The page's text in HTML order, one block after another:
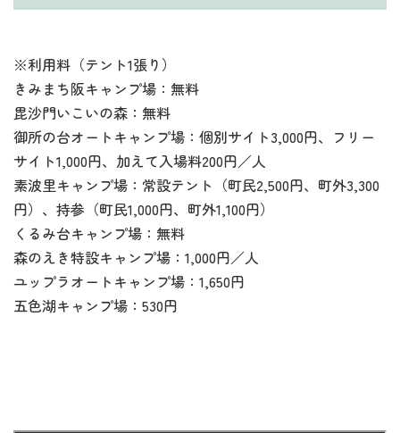
※利用料（テント1張り）
きみまち阪キャンプ場：無料
毘沙門いこいの森：無料
御所の台オートキャンプ場：個別サイト3,000円、フリー
サイト1,000円、加えて入場料200円／人
素波里キャンプ場：常設テント（町民2,500円、町外3,300
円）、持参（町民1,000円、町外1,100円）
くるみ台キャンプ場：無料
森のえき特設キャンプ場：1,000円／人
ユップラオートキャンプ場：1,650円
五色湖キャンプ場：530円